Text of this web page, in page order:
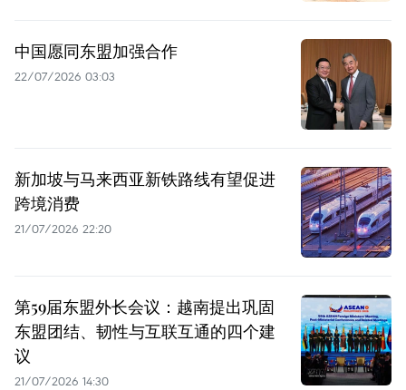
中国愿同东盟加强合作
22/07/2026 03:03
新加坡与马来西亚新铁路线有望促进
跨境消费
21/07/2026 22:20
第59届东盟外长会议：越南提出巩固
东盟团结、韧性与互联互通的四个建
议
21/07/2026 14:30